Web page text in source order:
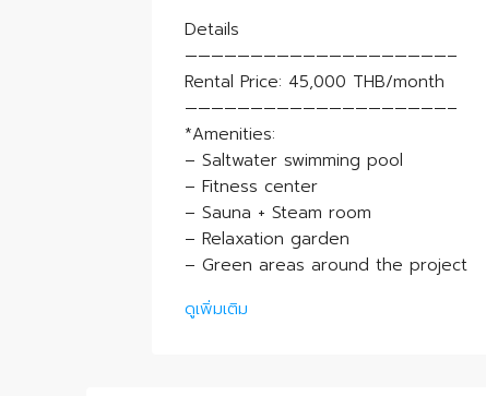
Details
————————————————————–
Rental Price: 45,000 THB/month
————————————————————–
*Amenities:
– Saltwater swimming pool
– Fitness center
– Sauna + Steam room
– Relaxation garden
– Green areas around the project
ดูเพิ่มเติม